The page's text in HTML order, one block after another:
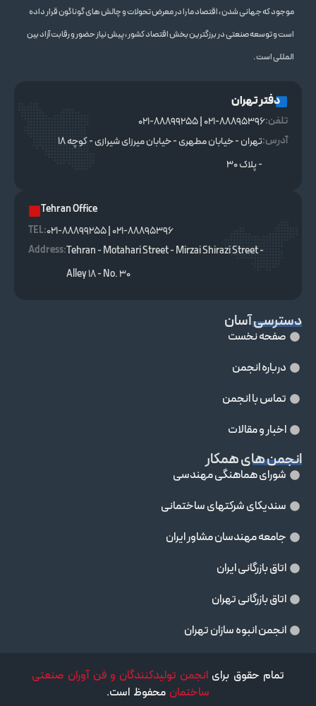
موجود که جهانی شدن ، اقتصاد ما را در معرض تحولات و چالش های گوناگون قرار داده
است و توسعه صنعتی در برزگترین بخش اقتصاد کشور ، پیش نیاز حضور و رقابت آزاد بین
المللی است .
دفتر تهران
تلفن:021-88895396 | 021-88899255
آدرس:
تهران - خیابان مطهری - خیابان میرزای شیرازی - کوچه ۱۸
- پلاک ۳۰
Tehran Office
TEL :
021-88895396 | 021-88899255
Address:Tehran - Motahari Street - Mirzai Shirazi Street -
Alley 18 - No. 30
دسترسی آسان
صفحه نخست
درباره انجمن
تماس با انجمن
اخبار و مقالات
انجمن های همکار
شورای هماهنگی مهندسی
سندیکای شرکتهای ساختمانی
جامعه مهندسان مشاور ايران
اتاق بازرگانی ایران
اتاق بازرگانی تهران
انجمن انبوه سازان تهران
تمام حقوق برای انجمن تولیدکنندگان و فن آوران صنعتی
ساختمان محفوظ است.